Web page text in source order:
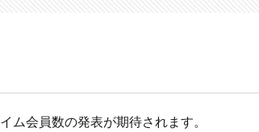
ム会員数の発表が期待されます。